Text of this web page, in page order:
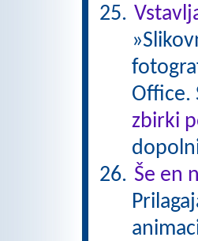
Office.
zbirki
Še en